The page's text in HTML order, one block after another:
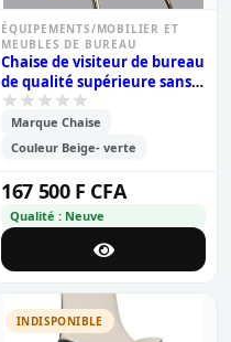
ÉQUIPEMENTS/MOBILIER ET
MEUBLES DE BUREAU
Chaise de visiteur de bureau
de qualité supérieure sans
roues
Marque Chaise
Couleur Beige- verte
167 500 F CFA
Qualité : Neuve
INDISPONIBLE